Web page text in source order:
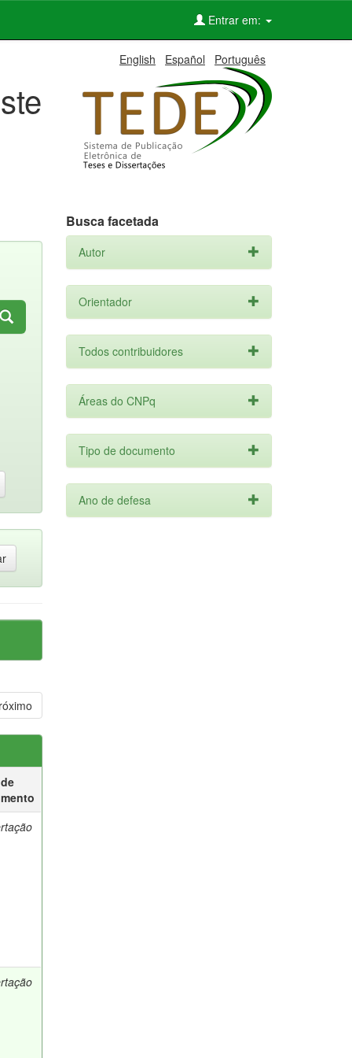
Entrar em:
English Español Português
Busca facetada
Autor
Orientador
Todos contribuidores
Áreas do CNPq
Tipo de documento
Ano de defesa